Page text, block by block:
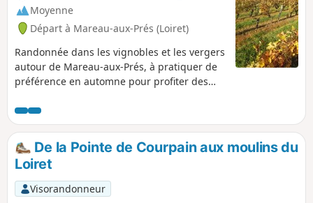
Moyenne
Départ à Mareau-aux-Prés (Loiret)
Randonnée dans les vignobles et les vergers
autour de Mareau-aux-Prés, à pratiquer de
préférence en automne pour profiter des
pour une balade en famille.
De la Pointe de Courpain aux moulins du
Loiret
Visorandonneur